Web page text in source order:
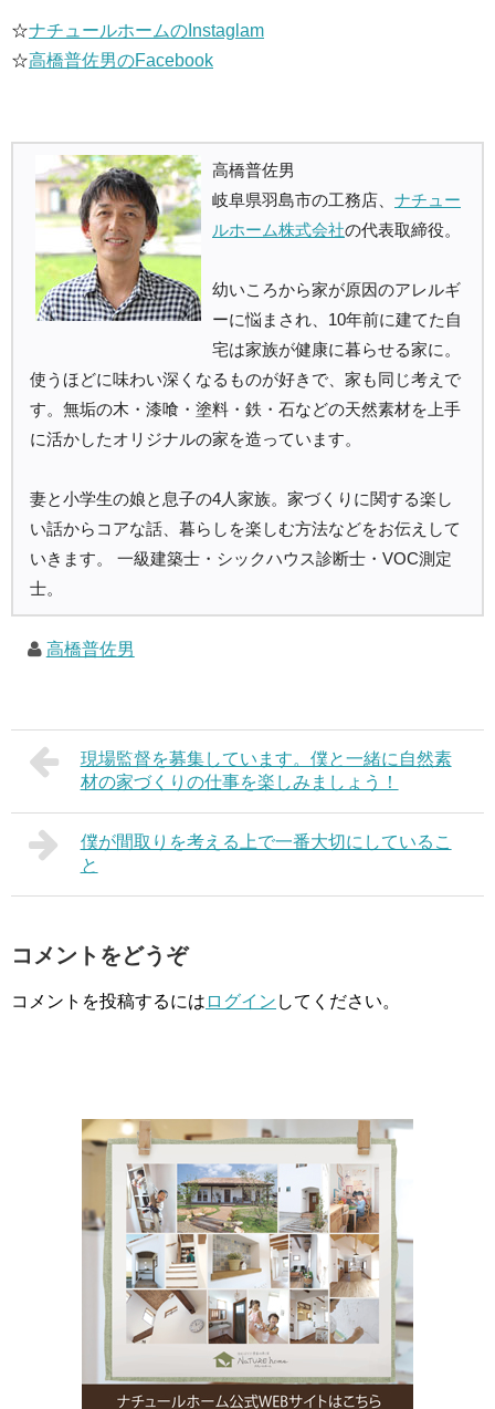
☆ナチュールホームのInstaglam
☆高橋普佐男のFacebook
高橋普佐男
岐阜県羽島市の工務店、 ナチュー
ルホーム株式会社の代表取締役。
幼いころから家が原因のアレルギ
ーに悩まされ、10年前に建てた自
宅は家族が健康に暮らせる家に。
使うほどに味わい深くなるものが好きで、家も同じ考えで
す。無垢の木・漆喰・塗料・鉄・石などの天然素材を上手
に活かしたオリジナルの家を造っています。
妻と小学生の娘と息子の4人家族。家づくりに関する楽し
い話からコアな話、暮らしを楽しむ方法などをお伝えして
いきます。 一級建築士・シックハウス診断士・VOC測定
士。
高橋普佐男
現場監督を募集しています。僕と一緒に自然素
材の家づくりの仕事を楽しみましょう！
僕が間取りを考える上で一番大切にしているこ
と
コメントをどうぞ
コメントを投稿するには ログイン してください。